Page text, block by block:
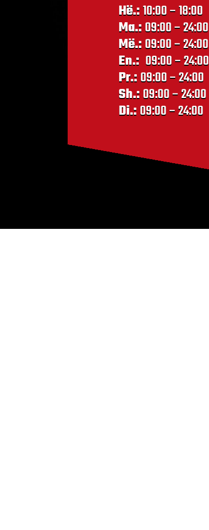
Hë.:10:00 – 18:00
Ma.: 09:00 – 24:00
Më.: 09:00 – 24:00
En.: 09:00 – 24:00
Pr.: 09:00 – 24:00
Sh.: 09:00 – 24:00
Di.: 09:00 – 24:00